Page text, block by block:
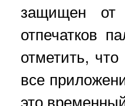
защищен от
отпечатков
отметить,
все
это